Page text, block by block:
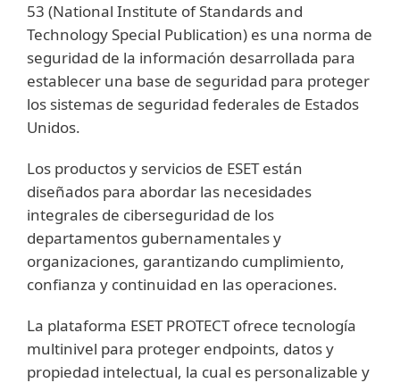
53 (National Institute of Standards and
Technology Special Publication) es una norma de
seguridad de la información desarrollada para
establecer una base de seguridad para proteger
los sistemas de seguridad federales de Estados
Unidos.
Los productos y servicios de ESET están
diseñados para abordar las necesidades
integrales de ciberseguridad de los
departamentos gubernamentales y
organizaciones, garantizando cumplimiento,
confianza y continuidad en las operaciones.
La plataforma ESET PROTECT ofrece tecnología
multinivel para proteger endpoints, datos y
propiedad intelectual, la cual es personalizable y